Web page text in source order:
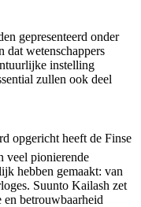
gepresenteerd onder
dat wetenschappers
instelling
zullen ook deel
opgericht heeft de Finse
veel pionierende
hebben gemaakt: van
Suunto Kailash zet
betrouwbaarheid